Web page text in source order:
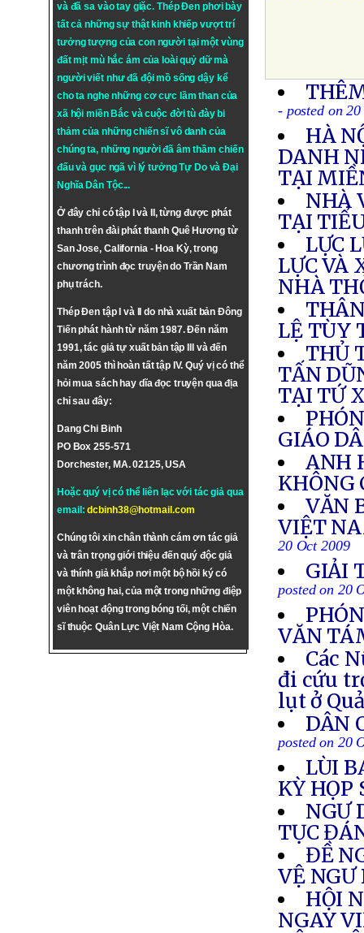
và đã sa vào tay giặc. Thép Đen phơi bày
tất cả những sự thật kinh khiếp vượt trí
tưởng tượng của con người tại một vùng
đất mịt mù hắc ám của loài quỷ dữ mà
người viết như đã đội mồ sống dậy kể
cho ta nghe những cơ cực lầm than của
xã hội miền Bắc và cuộc đời tù đày bi
thảm của những chiến sĩ vô danh của
chúng ta, những người đã âm thầm chiến
đấu và gục ngã vì lý tưởngTự DovàĐại
Nghĩa Dân Tộc...
Ở đây chỉ có tập I và II, từng được phát
thanh trên đài phát thanh Quê Hương từ
San Jose, California - Hoa Kỳ, trong
chương trình đọc truyện do Trần Nam
phụ trách.
Thép Đen tập I và II do nhà xuất bản Đông
Tiến phát hành từ năm 1987. Đến năm
1991, tác giả tự xuất bản tập III và đến
năm 2005 thì hoàn tất tập IV. Quý vị có thể
hỏi mua sách hay dĩa đọc truyện qua địa
chỉ sau đây:
Dang Chi Binh
PO Box 255-571
Dorchester, MA. 02125, USA
Hoặc quý vị có thể liên lạc với tác giả qua
email:dcbinh38@hotmail.com
Chúng tôi xin chân thành cám ơn tác giả
và trân trọng giới thiệu đến quý độc giả
và thính giả khắp nơi một bộ hồi ký có
một không hai, của một trong những điệp
viên hoạt động trong bóng tối, một chiến
sĩ thuộc Quân Lực Việt Nam Cộng Hòa.
- posted on
HÀ
DANH
TẠI
NHÀ
TẠI
LỰC
LỰC VÀ
NHÀ
LỆ TÙY
THỦ
TẤN
TẠI TỨ
GIÁO
ANH
KHÔNG
VĂN
VIỆT
20 Oct 2009
GIẢI
posted on 20
VĂN
Các
đi cứu
lụt ở
DÂN
posted on 20
LÙI
KỲ HỌP
NGƯ
TỤC
ĐỀ
VỆ NGƯ
HỘI
NGAY